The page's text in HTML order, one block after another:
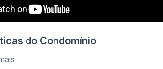
do Condomínio